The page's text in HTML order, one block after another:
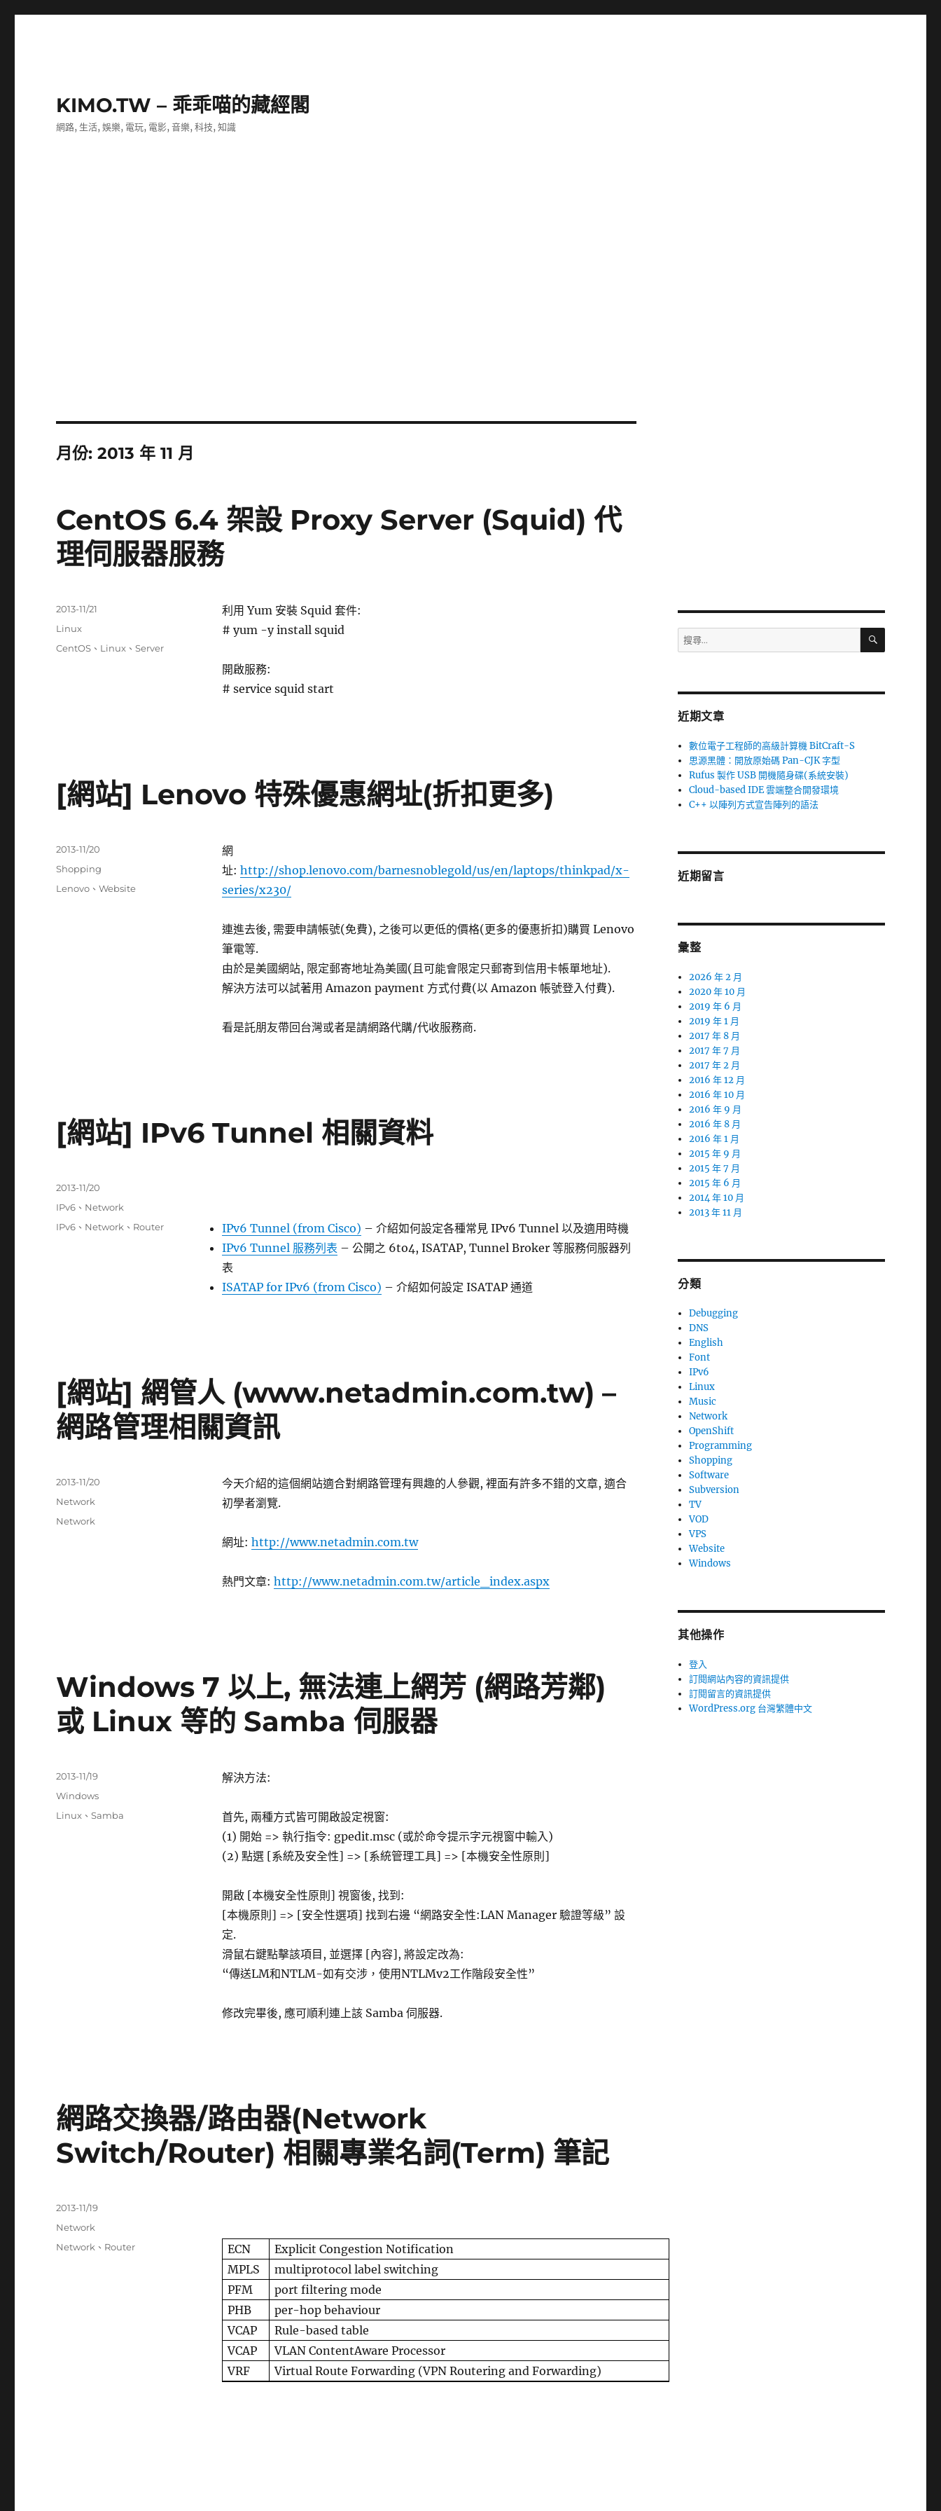
KIMO.TW – 乖乖喵的藏經閣
網路, 生活, 娛樂, 電玩, 電影, 音樂, 科技, 知識
月份:2013 年 11 月
CentOS 6.4 架設 Proxy Server (Squid) 代
理伺服器服務
利用 Yum 安裝 Squid 套件:
# yum -y install squid
開啟服務:
# service squid start
發
佈
期:
2013-11/21
分
Linux
標
CentOS 、 Linux 、Server
[網站] Lenovo 特殊優惠網址(折扣更多)
網
址: http://shop.lenovo.com/barnesnoblegold/us/en/laptops/thinkpad/x-
series/x230/
連進去後, 需要申請帳號(免費), 之後可以更低的價格(更多的優惠折扣)購買 Lenovo
筆電等.
由於是美國網站, 限定郵寄地址為美國(且可能會限定只郵寄到信用卡帳單地址).
解決方法可以試著用 Amazon payment 方式付費(以 Amazon 帳號登入付費).
看是託朋友帶回台灣或者是請網路代購/代收服務商.
發
佈
期:
2013-11/20
分
Shopping
標
Lenovo 、Website
[網站] IPv6 Tunnel 相關資料
IPv6 Tunnel (from Cisco) – 介紹如何設定各種常見 IPv6 Tunnel 以及適用時機
IPv6 Tunnel 服務列表 – 公開之 6to4, ISATAP, Tunnel Broker 等服務伺服器列
表
ISATAP for IPv6 (from Cisco) – 介紹如何設定 ISATAP 通道
發
期:
2013-11/20
分
IPv6 、 Network
標
IPv6 、 Network 、 Router
[網站] 網管人 (www.netadmin.com.tw) –
網路管理相關資訊
今天介紹的這個網站適合對網路管理有興趣的人參觀, 裡面有許多不錯的文章, 適合
初學者瀏覽.
網址: http://www.netadmin.com.tw
熱門文章: http://www.netadmin.com.tw/article_index.aspx
發
期:
2013-11/20
分
Network
標
Network
Windows 7 以上, 無法連上網芳 (網路芳鄰)
或 Linux 等的 Samba 伺服器
解決方法:
首先, 兩種方式皆可開啟設定視窗:
(1) 開始 => 執行指令: gpedit.msc (或於命令提示字元視窗中輸入)
(2) 點選 [系統及安全性] => [系統管理工具] => [本機安全性原則]
開啟 [本機安全性原則] 視窗後, 找到:
[本機原則] => [安全性選項] 找到右邊 “網路安全性:LAN Manager 驗證等級” 設
定.
滑鼠右鍵點擊該項目, 並選擇 [內容], 將設定改為:
“傳送LM和NTLM-如有交涉，使用NTLMv2工作階段安全性”
修改完畢後, 應可順利連上該 Samba 伺服器.
發
期:
2013-11/19
分
類
Windows
標
Linux 、Samba
網路交換器/路由器(Network
Switch/Router) 相關專業名詞(Term) 筆記
ECN
Explicit Congestion Notification
MPLS
multiprotocol label switching
PFM
port filtering mode
PHB
per-hop behaviour
VCAP
Rule-based table
VCAP
VLAN ContentAware Processor
VRF
Virtual Route Forwarding (VPN Routering and Forwarding)
發
期:
2013-11/19
分
Network
標
Network 、 Router
搜
尋
字:
搜
近期文章
數位電子工程師的高級計算機 BitCraft-S
思源黑體：開放原始碼 Pan-CJK 字型
Rufus 製作 USB 開機隨身碟(系統安裝)
Cloud-based IDE 雲端整合開發環境
C++ 以陣列方式宣告陣列的語法
近期留言
彙整
2026 年 2 月
2020 年 10 月
2019 年 6 月
2019 年 1 月
2017 年 8 月
2017 年 7 月
2017 年 2 月
2016 年 12 月
2016 年 10 月
2016 年 9 月
2016 年 8 月
2016 年 1 月
2015 年 9 月
2015 年 7 月
2015 年 6 月
2014 年 10 月
2013 年 11 月
分類
Debugging
DNS
English
Font
IPv6
Linux
Music
Network
OpenShift
Programming
Shopping
Software
Subversion
TV
VOD
VPS
Website
Windows
其他操作
登入
訂閱網站內容的資訊提供
訂閱留言的資訊提供
WordPress.org 台灣繁體中文